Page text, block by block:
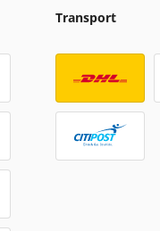
Transport